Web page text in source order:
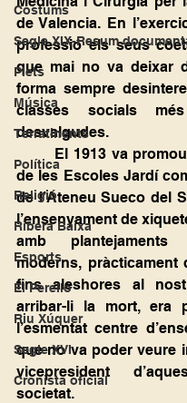
Costums
Segle XIX-Resum
Plets
Música
Terratinents
Política
Religió
Ribera Baixa
Esports
El Perelló
Riu Xúquer
Segle XVI
Cronista oficial
de Valencia. En
professió els seus
que mai no va deixar
forma sempre
classes socials
desvalgudes.
de les Escoles Jardí
de l’Ateneu Sueco del
l’ensenyament de
amb plantejaments
moderns, pràcticament
fins aleshores al
arribar-li la mort, era
l’esmentat centre
que no va poder veure
vicepresident
societat.